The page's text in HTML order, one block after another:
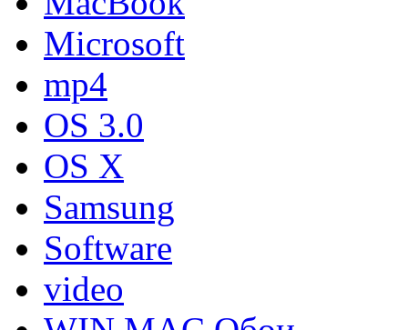
Microsoft
mp4
OS 3.0
OS X
Samsung
Software
video